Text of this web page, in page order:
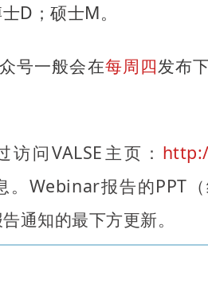
D；硕士M。
号一般会在每周四发布
问VALSE主页：
。Webinar报告的PPT
通知的最下方更新。